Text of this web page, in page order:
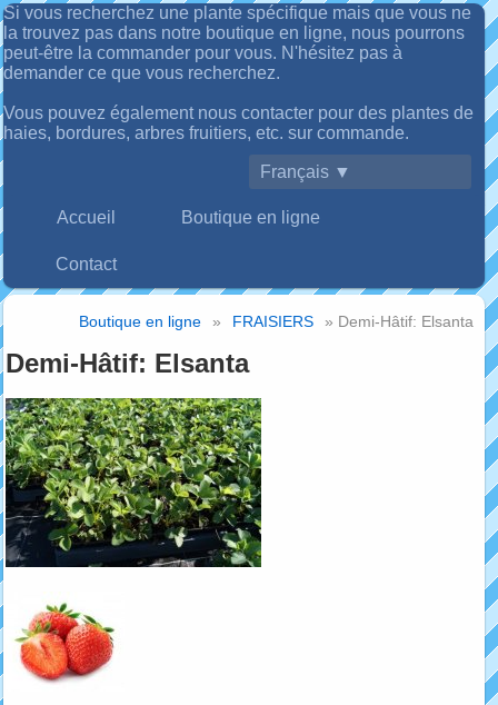
Si vous recherchez une plante spécifique mais que vous ne
la trouvez pas dans notre boutique en ligne, nous pourrons
peut-être la commander pour vous. N'hésitez pas à
demander ce que vous recherchez.
Vous pouvez également nous contacter pour des plantes de
haies, bordures, arbres fruitiers, etc. sur commande.
Français ▼
Accueil Boutique en ligne
Contact
Boutique en ligne » FRAISIERS » Demi-Hâtif: Elsanta
Demi-Hâtif: Elsanta